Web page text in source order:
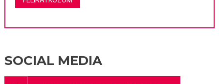
SOCIAL MEDIA